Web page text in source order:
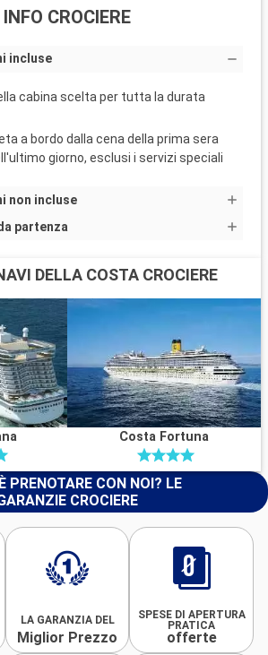
INFO CROCIERE
incluse
cabina scelta per tutta la durata
a bordo dalla cena della prima sera
giorno, esclusi i servizi speciali
non incluse
partenza
DELLA COSTA CROCIERE
Costa Fortuna
PRENOTARE CON NOI? LE
CROCIERE
LA GARANZIA DEL
Miglior Prezzo
SPESE DI APERTURA
PRATICA
offerte